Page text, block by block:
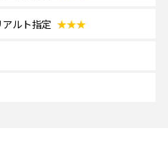
地下鉄のリセウ駅まで徒歩約5
区の中心に位置し、カタルーニ
アルト指定 ★★★